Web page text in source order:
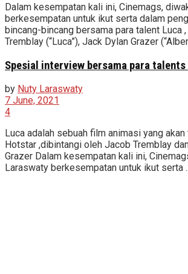
Dalam kesempatan kali ini, Cinemags,
berkesempatan untuk ikut serta dalam
bincang-bincang bersama para talent Luca
Tremblay (“Luca”), Jack Dylan Grazer
Spesial interview bersama para talents
by Nuty Laraswaty
7 June, 2021
4
Luca adalah sebuah film animasi yang
Hotstar ,dibintangi oleh Jacob Tremblay
Grazer Dalam kesempatan kali ini,
Laraswaty berkesempatan untuk ikut serta